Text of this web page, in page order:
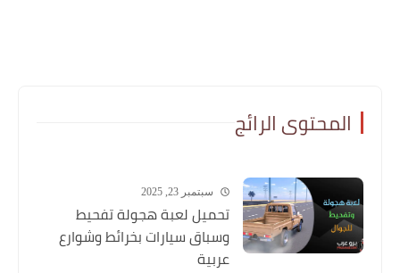
المحتوى الرائج
سبتمبر 23, 2025
تحميل لعبة هجولة تفحيط
وسباق سيارات بخرائط وشوارع
عربية